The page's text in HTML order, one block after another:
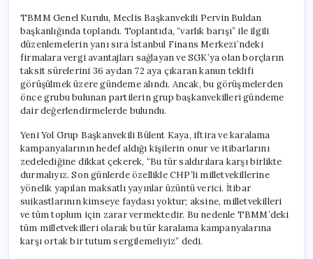
TBMM Genel Kurulu, Meclis Başkanvekili Pervin Buldan
başkanlığında toplandı. Toplantıda, “varlık barışı” ile ilgili
düzenlemelerin yanı sıra İstanbul Finans Merkezi’ndeki
firmalara vergi avantajları sağlayan ve SGK’ya olan borçların
taksit sürelerini 36 aydan 72 aya çıkaran kanun teklifi
görüşülmek üzere gündeme alındı. Ancak, bu görüşmelerden
önce grubu bulunan partilerin grup başkanvekilleri gündeme
dair değerlendirmelerde bulundu.
Yeni Yol Grup Başkanvekili Bülent Kaya, iftira ve karalama
kampanyalarının hedef aldığı kişilerin onur ve itibarlarını
zedelediğine dikkat çekerek, “Bu tür saldırılara karşı birlikte
durmalıyız. Son günlerde özellikle CHP’li milletvekillerine
yönelik yapılan maksatlı yayınlar üzüntü verici. İtibar
suikastlarının kimseye faydası yoktur; aksine, milletvekilleri
ve tüm toplum için zarar vermektedir. Bu nedenle TBMM’deki
tüm milletvekilleri olarak bu tür karalama kampanyalarına
karşı ortak bir tutum sergilemeliyiz” dedi.